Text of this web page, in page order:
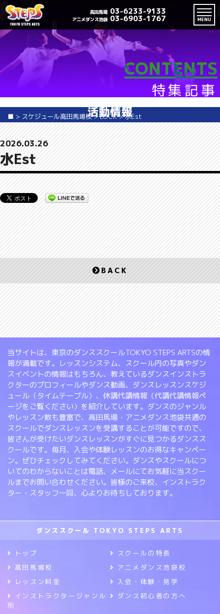
高田馬場 03-6233-9133
アニメダンス池袋 03-6903-1767 MENU
CONTENTS
特集記事
■ > スケジュール高田馬場校>LOCK>水Est
活動情報
2026.03.26
水Est
BACK
当サイトは、東京のダンススクールTOKYO STEPS ARTSの情
報が満載です。レッスンシステム、スクール内の写真やダン
スイベントの情報はもちろん、教えているダンスインストラ
クターのプロフィールやダンス動画、ダンスレッスンスケジ
ュール（タイムテーブル）、休講代講情報（代講代講情報ペ
ージをご覧ください）を紹介しています。ダンスのジャンル
やレッスン数も豊富で、高田馬場・アニメダンス池袋共通の
スクールでダンスレッスンを受講することが可能ですので、
皆さんが受けたいダンスレッスンがすぐに見つかるダンスス
クールです。毎月、入会や体験レッスンのお得なキャンペー
ン。ぜひチェックしてみてください。ダンスやスクールにつ
いてのわからないことは電話、メールにてお気軽に当スクー
ルまでお問い合わせください。皆様のご来校、インストラク
ター・スタッフ一同、心よりお待ちしております。
ダンススクール TOKYO STEPS ARTS
トップ
スクールの特長
高田馬場校
アニメダンス池袋校
レッスン料金
入会・体験・見学
インストラクタージャンル
別
ダンス初心者の方へ